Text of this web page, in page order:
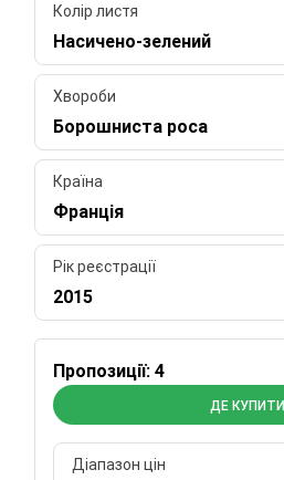
Колір листя
Насичено-зелений
Хвороби
Борошниста роса
Країна
Франція
Рік реєстрації
2015
Пропозиції: 4
ДЕ КУПИТИ
Діапазон цін